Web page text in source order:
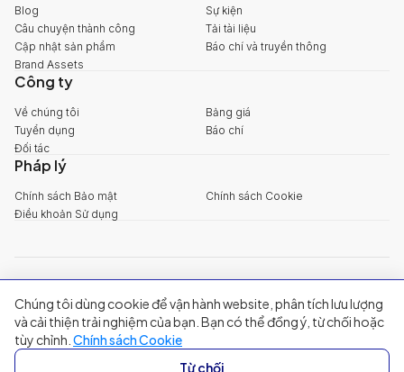
Blog
Sự kiện
Câu chuyện thành công
Tải tài liệu
Cập nhật sản phẩm
Báo chí và truyền thông
Brand Assets
Công ty
Về chúng tôi
Bảng giá
Tuyển dụng
Báo chí
Đối tác
Pháp lý
Chính sách Bảo mật
Chính sách Cookie
Điều khoản Sử dụng
+84 888 18 1313
Trụ sở chính: Tầng 03, 65-67 Đường B4, Khu đô thị Sala, Phường An
Khánh, TP Hồ Chí Minh
Singapore:20A Tanjong Pagar Road, Singapore
Chúng tôi dùng cookie để vận hành website, phân tích lưu lượng
và cải thiện trải nghiệm của bạn. Bạn có thể đồng ý, từ chối hoặc
tùy chỉnh. Chính sách Cookie
Từ chối